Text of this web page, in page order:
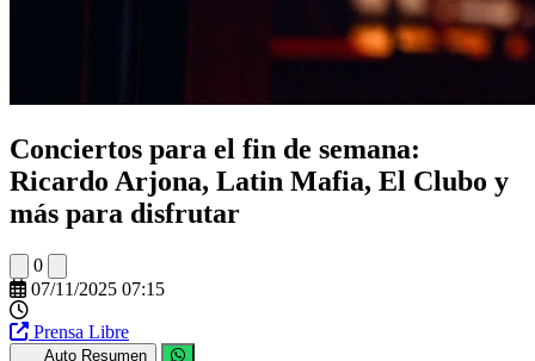
Conciertos para el fin de semana:
Ricardo Arjona, Latin Mafia, El Clubo y
más para disfrutar
0
07/11/2025 07:15
Prensa Libre
Auto Resumen